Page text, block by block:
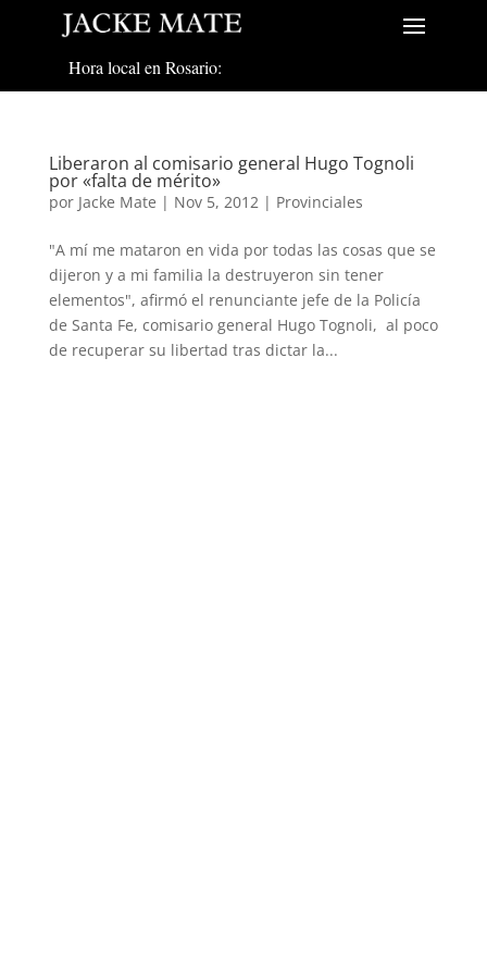
Hora local en Rosario:
Liberaron al comisario general Hugo Tognoli
por «falta de mérito»
por Jacke Mate | Nov 5, 2012 | Provinciales
"A mí me mataron en vida por todas las cosas que se
dijeron y a mi familia la destruyeron sin tener
elementos", afirmó el renunciante jefe de la Policía
de Santa Fe, comisario general Hugo Tognoli, al poco
de recuperar su libertad tras dictar la...